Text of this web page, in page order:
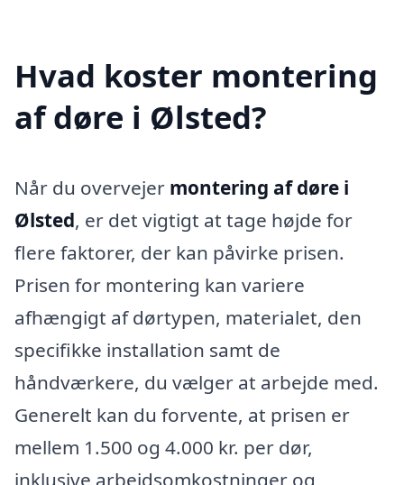
Hvad koster montering
af døre i Ølsted?
Når du overvejer montering af døre i
Ølsted, er det vigtigt at tage højde for
flere faktorer, der kan påvirke prisen.
Prisen for montering kan variere
afhængigt af dørtypen, materialet, den
specifikke installation samt de
håndværkere, du vælger at arbejde med.
Generelt kan du forvente, at prisen er
mellem 1.500 og 4.000 kr. per dør,
inklusive arbejdsomkostninger og